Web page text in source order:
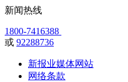
新闻热线
1800-7416388
或 92288736
新报业媒体网站
网络条款